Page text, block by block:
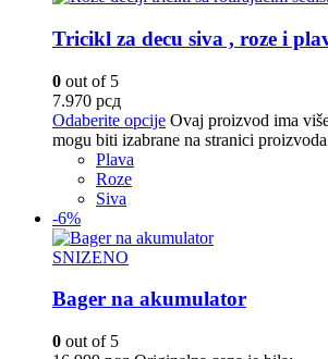
Tricikl za decu siva , roze i
0 out of 5
7.970 рсд
Odaberite opcije Ovaj proizvod ima
mogu biti izabrane na stranici
Plava
Roze
Siva
-6%
SNIZENO
Bager na akumulator
0 out of 5